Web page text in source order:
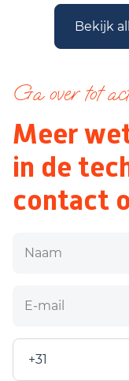
Bekijk
Ga over tot
Meer
in de
contact